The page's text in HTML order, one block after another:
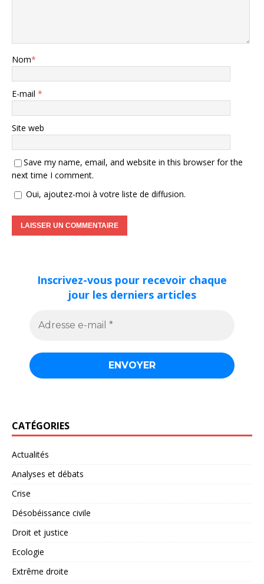
Nom*
E-mail *
Site web
Save my name, email, and website in this browser for the
next time I comment.
Oui, ajoutez-moi à votre liste de diffusion.
Inscrivez-vous pour recevoir chaque
jour les derniers articles
CATÉGORIES
Actualités
Analyses et débats
Crise
Désobéissance civile
Droit et justice
Ecologie
Extrême droite